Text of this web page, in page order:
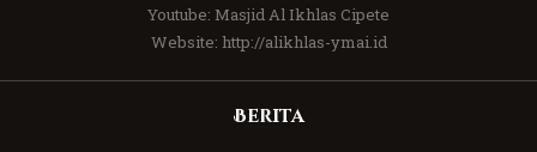
Youtube: Masjid Al Ikhlas Cipete
Website: http://alikhlas-ymai.id
Berita